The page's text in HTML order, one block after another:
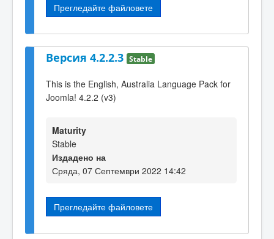
Прегледайте файловете
Версия 4.2.2.3 Stable
This is the English, Australia Language Pack for
Joomla! 4.2.2 (v3)
Maturity
Stable
Издадено на
Сряда, 07 Септември 2022 14:42
Прегледайте файловете